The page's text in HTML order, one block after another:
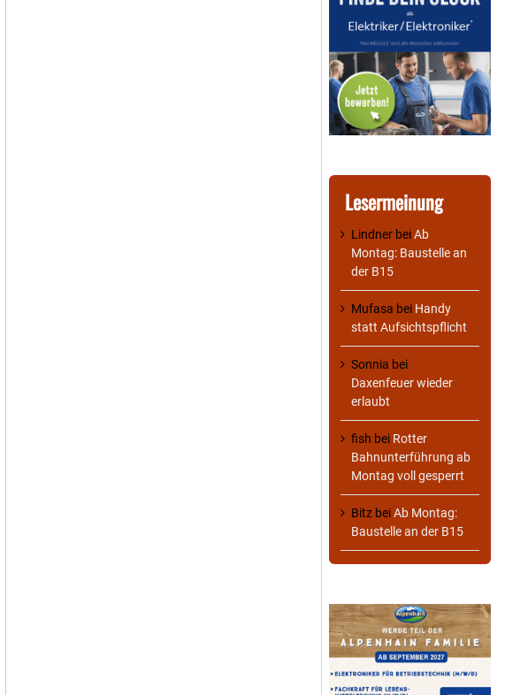
Lesermeinung
Lindner beiAb
Montag: Baustelle an
der B15
Mufasa bei Handy
statt Aufsichtspflicht
Sonnia bei
Daxenfeuer wieder
erlaubt
fish bei Rotter
Bahnunterführung ab
Montag voll gesperrt
Bitz beiAb Montag:
Baustelle an der B15